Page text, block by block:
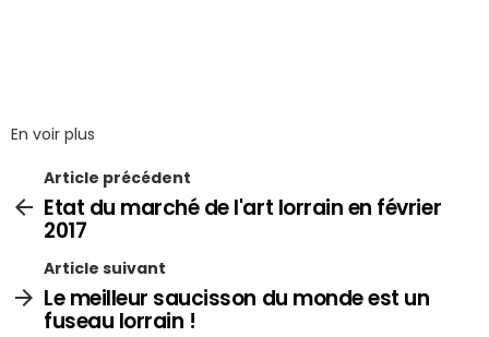
En voir plus
Article précédent
Etat du marché de l'art lorrain en février
2017
Article suivant
Le meilleur saucisson du monde est un
fuseau lorrain !